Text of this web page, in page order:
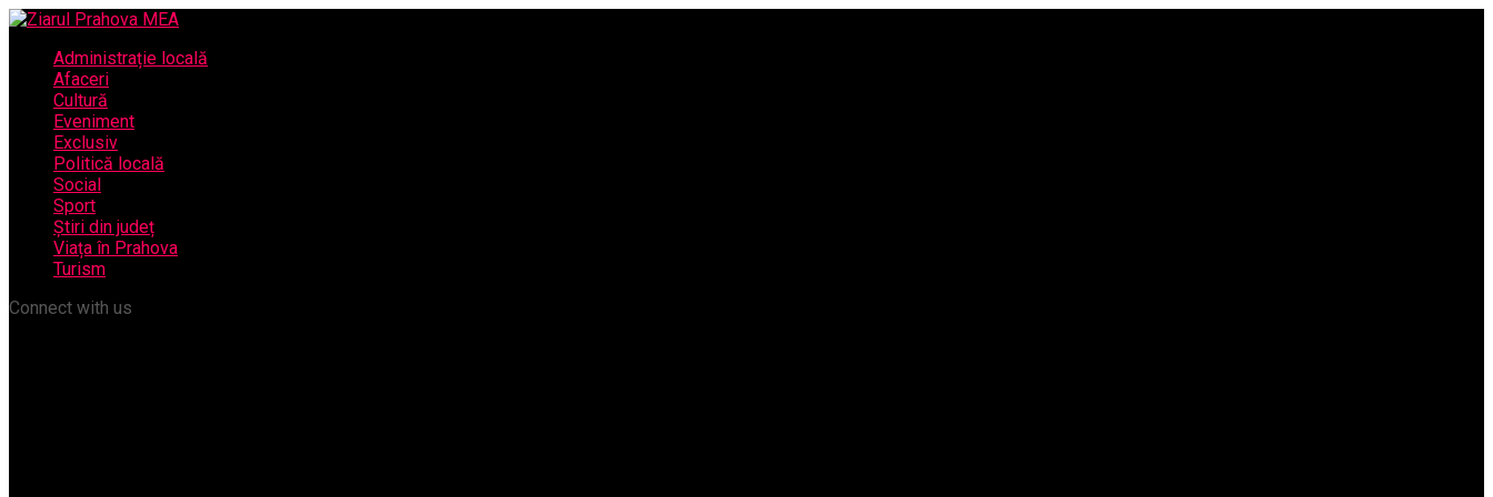
Administrație locală
Afaceri
Cultură
Eveniment
Exclusiv
Politică locală
Social
Sport
Știri din județ
Viața în Prahova
Turism
Connect with us